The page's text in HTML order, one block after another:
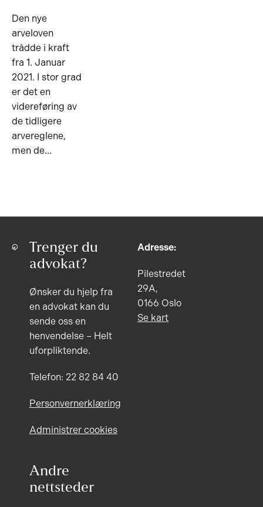
Den nye
arveloven
trådde i kraft
fra 1. Januar
2021. I stor grad
er det en
videreføring av
de tidligere
arvereglene,
men de…
Trenger du
advokat?
Ønsker du hjelp fra
en advokat kan du
sende oss en
henvendelse – Helt
uforpliktende.
Telefon: 22 82 84 40
Personvernerklæring
Administrer cookies
Andre
nettsteder
Adresse:
Pilestredet
29A,
0166 Oslo
Se kart